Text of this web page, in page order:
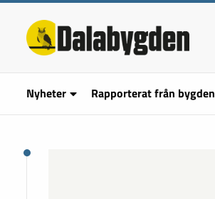
Nyheter Rapporterat från bygden